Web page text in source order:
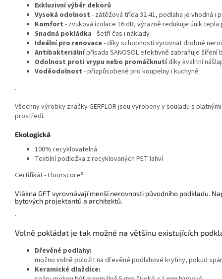
Exkluzivní výběr dekorů
Vysoká odolnost - zátěžová třída 32-41, podlaha je vhodná i
Komfort - zvuková izolace 16 dB, výrazně redukuje únik tepla
Snadná pokládka - šetří čas i náklady
Ideální pro renovace - díky schopnosti vyrovnat drobné
Antibakteriálnípřísada SANOSOL efektivně zabraňuje šíření
Odolnost proti vrypu nebo promáčknutídíky kvalitní
Voděodolnost - přizpůsobené pro koupelny i kuchyně
.
Všechny výrobky značky GERFLOR jsou vyrobeny v souladu s
prostředí.
Ekologická
100% recyklovatelná
Textilní podložka z recyklovaných PET lahví
Certifikát - Floorscore®
Vlákna GFT vyrovnávají menší nerovnosti původního podkladu. N
bytových projektantů a architektů.
.
Volně pokládat je tak možné na většinu existujících
Dřevěné podlahy:
možno volně položit na dřevěné podlahové krytiny, pokud
Keramické dlaždice: